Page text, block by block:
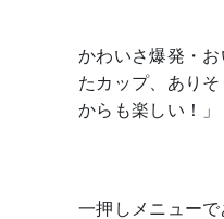
かわいさ爆発・
たカップ、あり
からも楽しい！」
一押しメニュー